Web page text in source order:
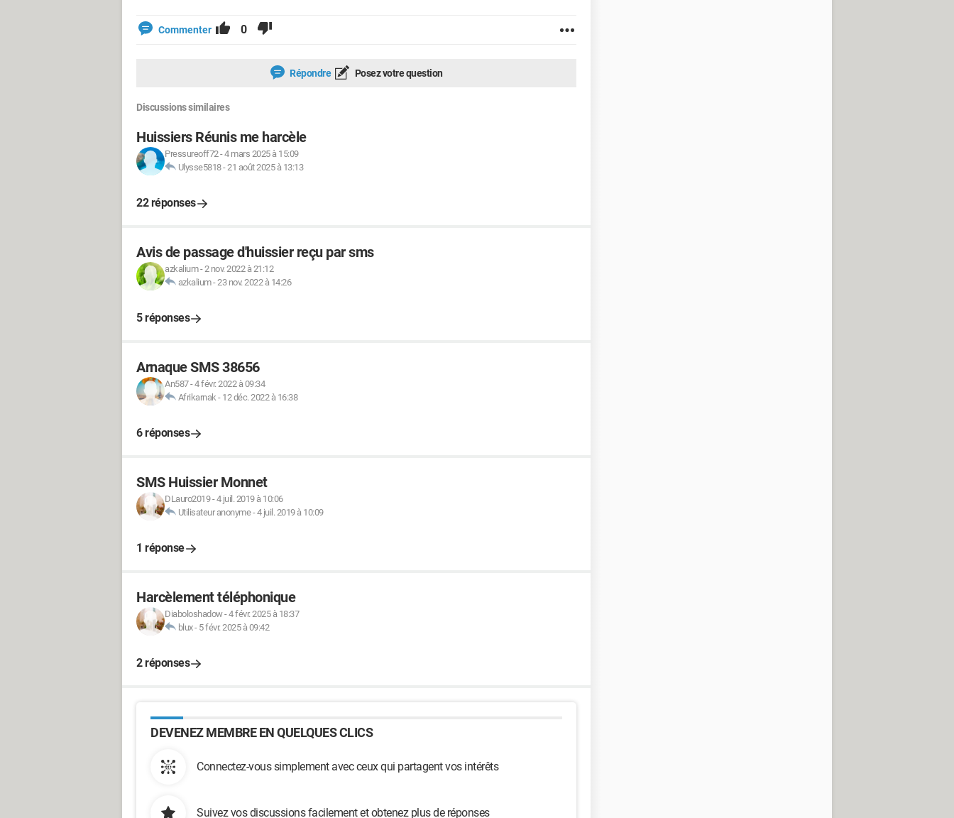
Commenter 0
Répondre Posez votre question
Discussions similaires
Huissiers Réunis me harcèle
Pressureoff72-4 mars 2025 à 15:09
Ulysse5818-21 août 2025 à 13:13
22 réponses
Avis de passage d'huissier reçu par sms
azkalium-2 nov. 2022 à 21:12
azkalium-23 nov. 2022 à 14:26
5 réponses
Arnaque SMS 38656
An587-4 févr. 2022 à 09:34
Afrikarnak- 12 déc. 2022 à 16:38
6 réponses
SMS Huissier Monnet
DLauro2019-4 juil. 2019 à 10:06
Utilisateur anonyme-4 juil. 2019 à 10:09
1 réponse
Harcèlement téléphonique
Diaboloshadow-4 févr. 2025 à 18:37
blux- 5 févr. 2025 à 09:42
2 réponses
DEVENEZ MEMBRE EN QUELQUES CLICS
Connectez-vous simplement avec ceux qui partagent vos intérêts
Suivez vos discussions facilement et obtenez plus de réponses